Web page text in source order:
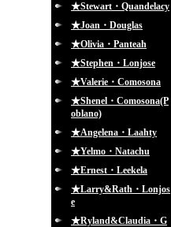
★Stewart・Quandelacy
★Joan・Douglas
★Olivia・Panteah
★Stephen・Lonjose
★Valerie・Comosona
★Shenel・Comosona(P
oblano)
★Angelena・Laahty
★Yelmo・Natachu
★Ernest・Leekela
★Larry&Rath・Lonjos
e
★Ryland&Claudia・G